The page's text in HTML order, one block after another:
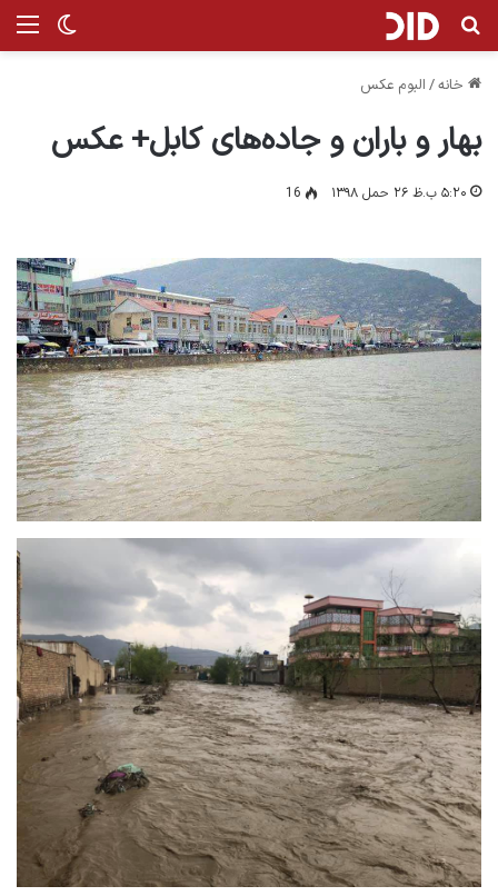
تغییر جستجو برای
خانه/ البوم عکس
بهار و باران و جاده‌های کابل+ عکس
۵:۲۰ ب.ظ ۲۶ حمل ۱۳۹۸ 16